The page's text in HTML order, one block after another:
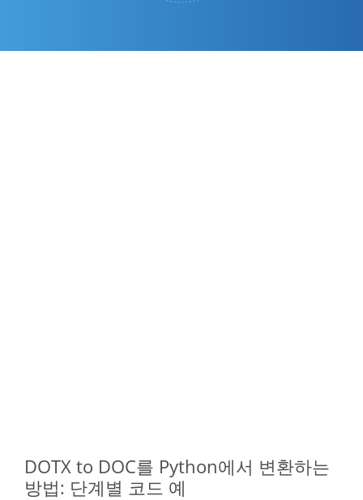
DOTX to DOC를 Python에서 변환하는
방법: 단계별 코드 예